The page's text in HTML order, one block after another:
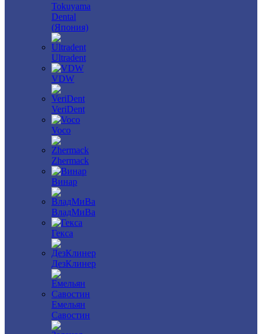
Tokuyama
Dental
(Япония)
Ultradent
VDW
VeriDent
Voco
Zhermack
Винар
ВладМиВа
Гекса
ДезКлинер
Емельян
Савостин